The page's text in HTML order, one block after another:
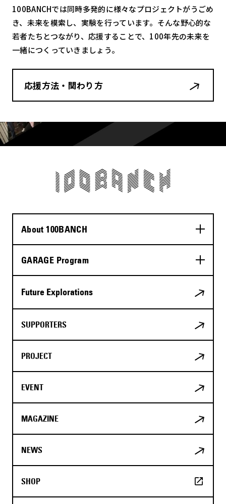
100BANCHでは同時多発的に様々なプロジェクトがうごめ
き、未来を模索し、実験を行っています。そんな野心的な
若者たちとつながり、応援することで、100年先の未来を
一緒につくっていきましょう。
応援方法・関わり方
About 100BANCH
GARAGE Program
Future Explorations
SUPPORTERS
PROJECT
EVENT
MAGAZINE
NEWS
SHOP